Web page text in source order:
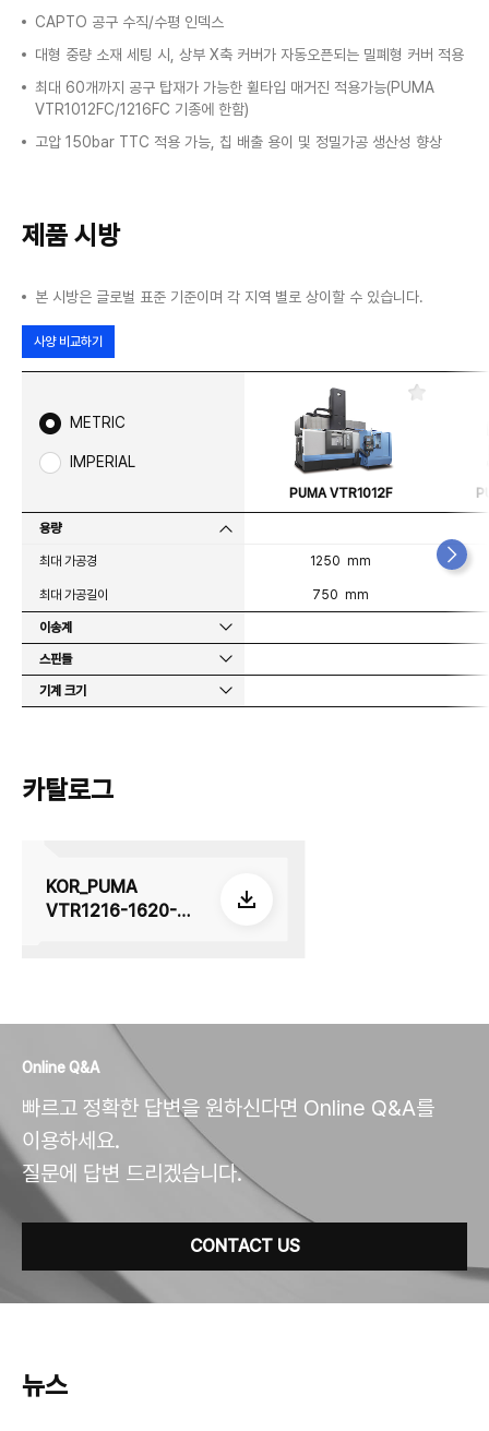
CAPTO 공구 수직/수평 인덱스
대형 중량 소재 세팅 시, 상부 X축 커버가 자동오픈되는 밀폐형 커버 적용
최대 60개까지 공구 탑재가 가능한 휠타입 매거진 적용가능(PUMA
VTR1012FC/1216FC 기종에 한함)
고압 150bar TTC 적용 가능, 칩 배출 용이 및 정밀가공 생산성 향상
제품 시방
본 시방은 글로벌 표준 기준이며 각 지역 별로 상이할 수 있습니다.
사양 비교하기
METRIC
IMPERIAL
용량
최대 가공경
최대 가공길이
이송계
스핀들
기계 크기
PUMA VTR1012F
1250 mm
750 mm
카탈로그
KOR_PUMA
VTR1216-1620-
Online Q&A
빠르고 정확한 답변을 원하신다면 Online Q&A를
이용하세요.
질문에 답변 드리겠습니다.
CONTACT US
뉴스